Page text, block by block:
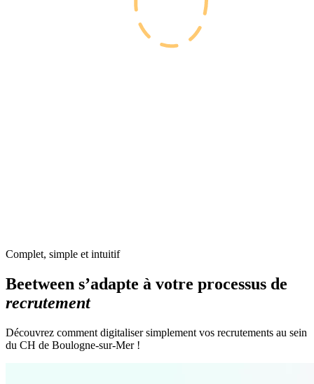
Complet, simple et intuitif
Beetween s’adapte à votre processus de
recrutement
Découvrez comment digitaliser simplement vos recrutements au sein
du CH de Boulogne-sur-Mer !